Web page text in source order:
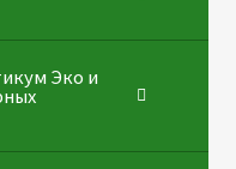
Эко и